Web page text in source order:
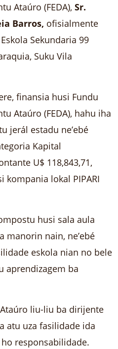
Ataúro (FEDA), Sr.
Barros, ofisialmente
Sekundaria 99
Suku Vila
finansia husi Fundu
Ataúro (FEDA), hahu iha
jerál estadu ne’ebé
Kapital
U$ 118,843,71,
kompania lokal PIPARI
husi sala aula
manorin nain, ne’ebé
eskola nian no bele
aprendizagem ba
Ataúro liu-liu ba dirijente
atu uza fasilidade ida
responsabilidade.